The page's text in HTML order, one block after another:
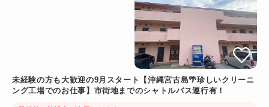
未経験の方も大歓迎の9月スタート【沖縄宮古島🌴珍しいクリーニ
ング工場でのお仕事】市街地までのシャトルバス運行有！